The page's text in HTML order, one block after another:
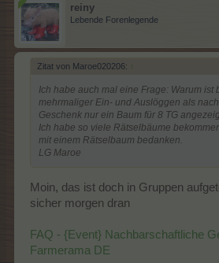
reiny
Lebende Forenlegende
Zitat von Maroe020206: ↑
Ich habe auch mal eine Frage: Warum ist
mehrmaliger Ein- und Auslöggen als
Geschenk nur ein Baum für 8 TG
Ich habe so viele Rätselbäume
mit einem Rätselbaum bedanken.
LG Maroe
Moin, das ist doch in Gruppen
sicher morgen dran
FAQ - {Event} Nachbarschaftliche
Farmerama DE